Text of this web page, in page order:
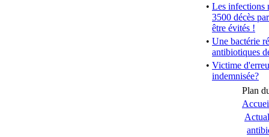
• Les infections
3500 décès
être évités !
• Une bactérie
antibiotiques
• Victime
indemnisée?
Plan